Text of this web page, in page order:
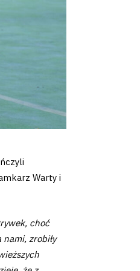
Warty i
choć
zrobiły